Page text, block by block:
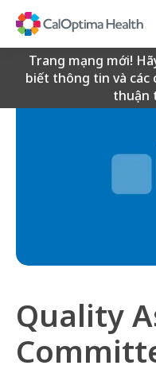
ContentTrang mạng mới!
biết thông tin và các
thuận
Quality